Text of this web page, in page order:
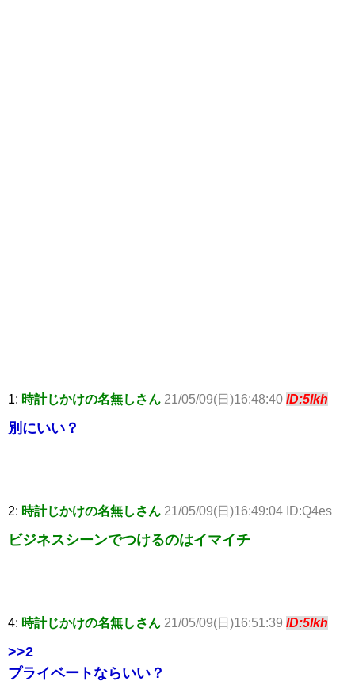
1: 時計じかけの名無しさん 21/05/09(日)16:48:40 ID:5lkh
別にいい？
2: 時計じかけの名無しさん 21/05/09(日)16:49:04 ID:Q4es
ビジネスシーンでつけるのはイマイチ
4: 時計じかけの名無しさん 21/05/09(日)16:51:39 ID:5lkh
>>2
プライベートならいい？